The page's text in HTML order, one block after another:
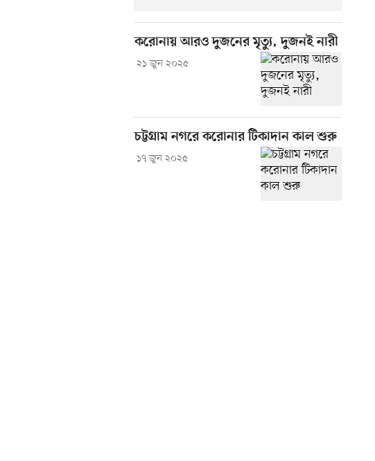
করোনায় আরও দুজনের মৃত্যু, দুজনই নারী
২১ জুন ২০২৫
চট্টগ্রাম নগরে করোনার টিকাদান কাল শুরু
১৭ জুন ২০২৫